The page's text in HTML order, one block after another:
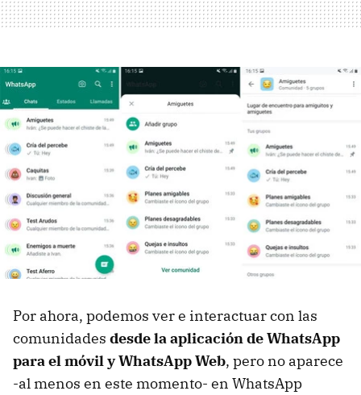
Por ahora, podemos ver e interactuar con las
comunidades desde la aplicación de WhatsApp
para el móvil y WhatsApp Web, pero no aparece
-al menos en este momento- en WhatsApp